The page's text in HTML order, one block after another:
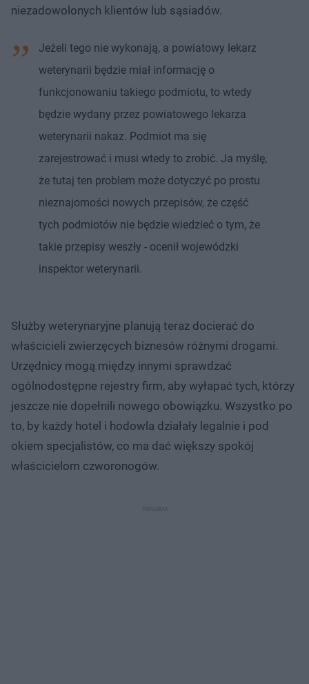
niezadowolonych klientów lub sąsiadów.
Jeżeli tego nie wykonają, a powiatowy lekarz
weterynarii będzie miał informację o
funkcjonowaniu takiego podmiotu, to wtedy
będzie wydany przez powiatowego lekarza
weterynarii nakaz. Podmiot ma się
zarejestrować i musi wtedy to zrobić. Ja myślę,
że tutaj ten problem może dotyczyć po prostu
nieznajomości nowych przepisów, że część
tych podmiotów nie będzie wiedzieć o tym, że
takie przepisy weszły - ocenił wojewódzki
inspektor weterynarii.
Służby weterynaryjne planują teraz docierać do
właścicieli zwierzęcych biznesów różnymi drogami.
Urzędnicy mogą między innymi sprawdzać
ogólnodostępne rejestry firm, aby wyłapać tych, którzy
jeszcze nie dopełnili nowego obowiązku. Wszystko po
to, by każdy hotel i hodowla działały legalnie i pod
okiem specjalistów, co ma dać większy spokój
właścicielom czworonogów.